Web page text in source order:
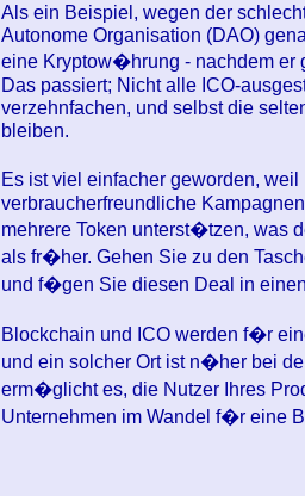
Als ein Beispiel, wegen der
Autonome Organisation (DAO)
eine Kryptow�hrung - nachdem er
Das passiert; Nicht alle ICO-
verzehnfachen, und selbst die
bleiben.
Es ist viel einfacher geworden,
verbraucherfreundliche
mehrere Token unterst�tzen, was
als fr�her. Gehen Sie zu den
und f�gen Sie diesen Deal in
Blockchain und ICO werden f�r
und ein solcher Ort ist n�her bei
erm�glicht es, die Nutzer Ihres
Unternehmen im Wandel f�r eine